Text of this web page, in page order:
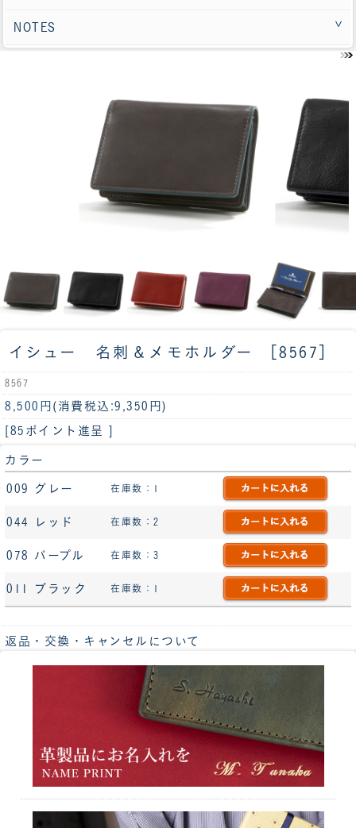
NOTES
イシュー 名刺＆メモホルダー ［8567］
8567
8,500円 (消費税込:9,350円)
[85ポイント進呈 ]
カラー
009 グレー 在庫数：1
044 レッド 在庫数：2
078 パープル 在庫数：3
011 ブラック 在庫数：1
返品・交換・キャンセルについて